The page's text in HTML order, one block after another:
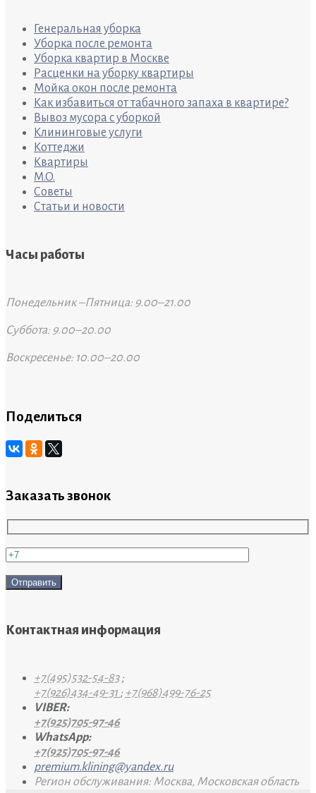
Генеральная уборка
Уборка после ремонта
Уборка квартир в Москве
Расценки на уборку квартиры
Мойка окон после ремонта
Как избавиться от табачного запаха в квартире?
Вывоз мусора с уборкой
Клининговые услуги
Коттеджи
Квартиры
M.O.
Советы
Статьи и новости
Часы работы
Понедельник –Пятница: 9.00–21.00
Суббота: 9.00–20.00
Воскресенье: 10.00–20.00
Поделиться
Заказать звонок
Контактная информация
+7(495)532-54-83 ;
+7(926)434-49-31 ; +7(968)499-76-25
VIBER:
+7(925)705-97-46
WhatsApp:
+7(925)705-97-46
premium.klining@yandex.ru
Регион обслуживания: Москва, Московская область